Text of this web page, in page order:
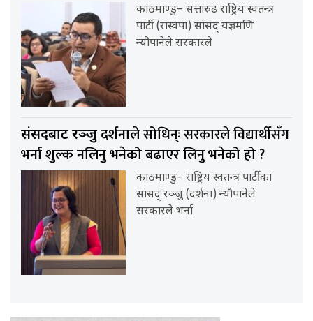
काठमाण्डु– सत्तारुढ राष्ट्रिय स्वतन्त्र
पार्टी (रास्वपा) सांसद् यज्ञमणि
न्यौपानेले सरकारले
संसदबाट रञ्जुदर्शनाले सोधिन्ः सरकारले विद्यार्थीसँग
भर्ना शुल्क नलिनु भनेको बढाएर लिनु भनेको हो ?
काठमाण्डु– राष्ट्रिय स्वतन्त्र पार्टीका
सांसद् रञ्जु (दर्शना) न्यौपानेले
सरकारले भर्ना